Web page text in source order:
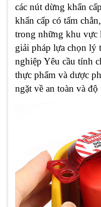
các nút dừng khẩn
khẩn cấp có tấm
trong những khu vực
giải pháp lựa chọn lý
nghiệp Yêu cầu tính
thực phẩm và dược
ngặt về an toàn và độ